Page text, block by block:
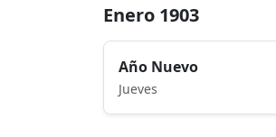
Enero 1903
Año Nuevo
Jueves